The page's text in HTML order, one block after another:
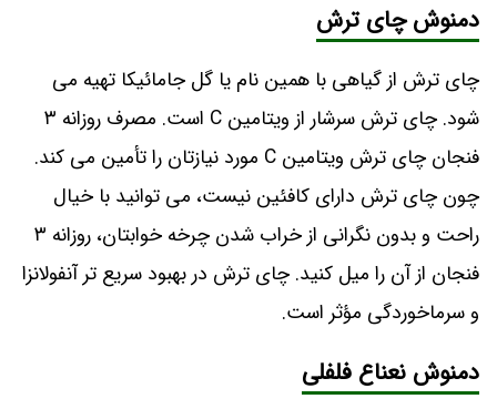
دمنوش چای ترش
چای ترش از گیاهی با همین نام یا گل جامائیکا تهیه می
‌شود. چای ترش سرشار از ویتامین C است. مصرف روزانه ۳
فنجان چای ترش ویتامین C مورد نیازتان را تأمین می ‌کند.
چون چای ترش دارای کافئین نیست، می‌ توانید با خیال
راحت و بدون نگرانی از خراب ‌شدن چرخه خوابتان، روزانه ۳
فنجان از آن را میل کنید. چای ترش در بهبود سریع ‌تر آنفولانزا
و سرماخوردگی مؤثر است.
دمنوش نعناع فلفلی